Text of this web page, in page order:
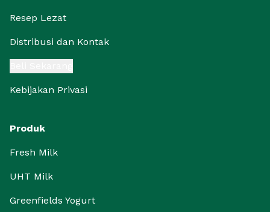
Resep Lezat
Distribusi dan Kontak
Kebijakan Privasi
Produk
Fresh Milk
UHT Milk
Greenfields Yogurt